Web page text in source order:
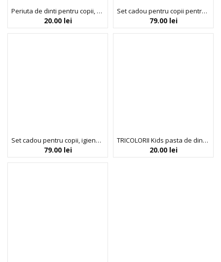
Periuta de dinti pentru copii, Soft, Nelly Jelly, Ecodenta, 1 articol
20.00 lei
Set cadou pentru copii pentru igiena dentara, Barca Kids Super Kit, FC Barcelona, 3 articole
79.00 lei
Set cadou pentru copii, igiena dentara, Super Kit, Real Madrid, 3 articole
79.00 lei
TRICOLORII Kids pasta de dinti pentru copii, in culori surpriza rosu, galben sau albastru, 100 ml
20.00 lei